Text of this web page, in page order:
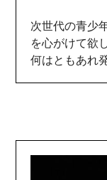
次世代の青少
を心がけて欲
何はともあれ